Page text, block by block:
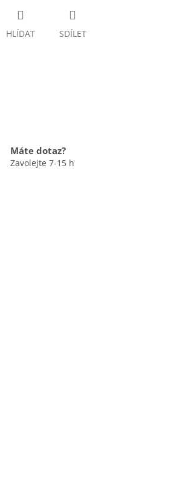
HLÍDAT SDÍLET
Máte dotaz?
Zavolejte 7-15 h